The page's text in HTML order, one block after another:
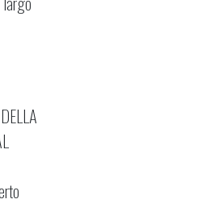
DELLA